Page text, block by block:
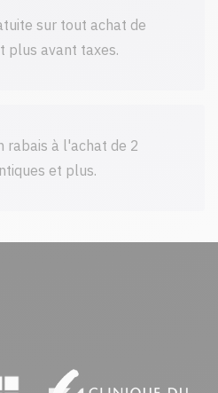
sur tout achat de
plus avant taxes.
rabais à l'achat de 2
et plus.